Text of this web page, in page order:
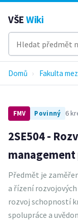
VŠE Wiki
Domů › Fakulta
FMV Povinný 6
2SE504 -
Předmět je
a řízení
rozvoj schopností
spolupráce a